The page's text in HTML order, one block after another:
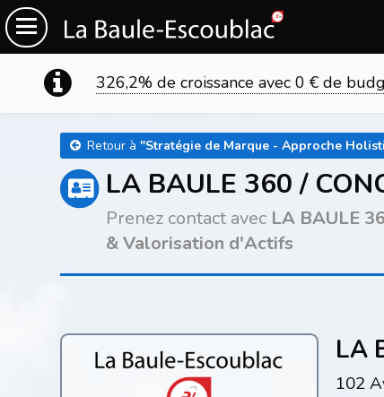
326,2% de croissance avec 0 € de
Retour à "Stratégie de Marque - Approche
LA BAULE 360 /
Prenez contact avec LA BAULE
& Valorisation d'Actifs
LA
102